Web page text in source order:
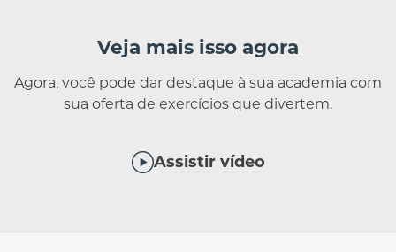
Veja mais isso agora
Agora, você pode dar destaque à sua academia com
sua oferta de exercícios que divertem.
Assistir vídeo